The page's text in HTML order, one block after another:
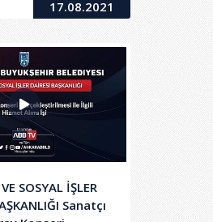
17.08.2021
SOSYAL İŞLER
Sanatçı